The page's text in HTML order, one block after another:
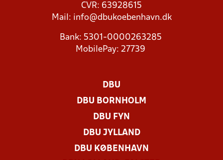
CVR: 63928615
Mail: info@dbukoebenhavn.dk
Bank: 5301-0000263285
MobilePay: 27739
DBU
DBU BORNHOLM
DBU FYN
DBU JYLLAND
DBU KØBENHAVN